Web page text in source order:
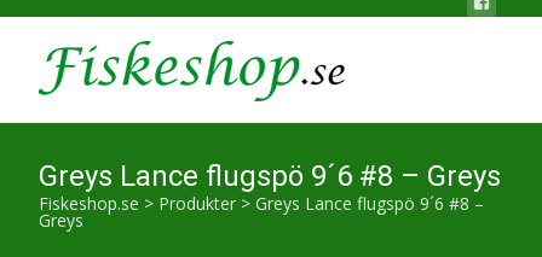
Greys Lance flugspö 9´6 #8 – Greys
Fiskeshop.se > Produkter > Greys Lance flugspö 9´6 #8 –
Greys